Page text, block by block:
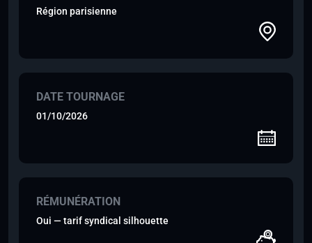
Région parisienne
DATE TOURNAGE
01/10/2026
RÉMUNÉRATION
Oui — tarif syndical silhouette